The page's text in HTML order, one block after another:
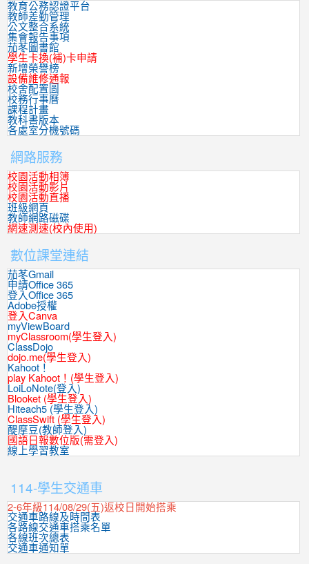
教育公務認證平台
教師差勤管理
公文整合系統
集會報告事項
茄苳圖書館
學生卡換(補)卡申請
新增榮譽榜
設備維修通報
校舍配置圖
校務行事曆
課程計畫
教科書版本
各處室分機號碼
網路服務
校園活動相簿
校園活動影片
校園活動直播
班級網頁
教師網路磁碟
網速測速(校內使用)
數位課堂連結
茄苳Gmail
申請Office 365
登入Office 365
Adobe授權
登入Canva
myViewBoard
myClassroom(學生登入)
ClassDojo
dojo.me(學生登入)
Kahoot！
play Kahoot！(學生登入)
LoiLoNote(登入)
Blooket (學生登入)
Hiteach5 (學生登入)
ClassSwift (學生登入)
醍摩豆(教師登入)
國語日報數位版(需登入)
線上學習教室
114-學生交通車
2-6年級114/08/29(五)返校日開始搭乘
交通車路線及時間表
各路線交通車搭乘名單
各線班次總表
交通車通知單